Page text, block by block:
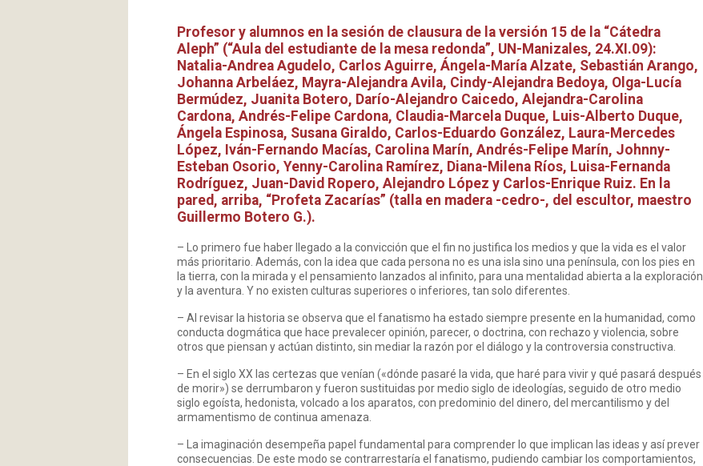
Profesor y alumnos en la sesión de clausura de la versión 15 de la “Cátedra
Aleph” (“Aula del estudiante de la mesa redonda”, UN-Manizales, 24.XI.09):
Natalia-Andrea Agudelo, Carlos Aguirre, Ángela-María Alzate, Sebastián Arango,
Johanna Arbeláez, Mayra-Alejandra Avila, Cindy-Alejandra Bedoya, Olga-Lucía
Bermúdez, Juanita Botero, Darío-Alejandro Caicedo, Alejandra-Carolina
Cardona, Andrés-Felipe Cardona, Claudia-Marcela Duque, Luis-Alberto Duque,
Ángela Espinosa, Susana Giraldo, Carlos-Eduardo González, Laura-Mercedes
López, Iván-Fernando Macías, Carolina Marín, Andrés-Felipe Marín, Johnny-
Esteban Osorio, Yenny-Carolina Ramírez, Diana-Milena Ríos, Luisa-Fernanda
Rodríguez, Juan-David Ropero, Alejandro López y Carlos-Enrique Ruiz. En la
pared, arriba, “Profeta Zacarías” (talla en madera -cedro-, del escultor, maestro
Guillermo Botero G.).
– Lo primero fue haber llegado a la convicción que el fin no justifica los medios y que la vida es el valor
más prioritario. Además, con la idea que cada persona no es una isla sino una península, con los pies en
la tierra, con la mirada y el pensamiento lanzados al infinito, para una mentalidad abierta a la exploración
y la aventura. Y no existen culturas superiores o inferiores, tan solo diferentes.
– Al revisar la historia se observa que el fanatismo ha estado siempre presente en la humanidad, como
conducta dogmática que hace prevalecer opinión, parecer, o doctrina, con rechazo y violencia, sobre
otros que piensan y actúan distinto, sin mediar la razón por el diálogo y la controversia constructiva.
– En el siglo XX las certezas que venían («dónde pasaré la vida, que haré para vivir y qué pasará después
de morir») se derrumbaron y fueron sustituidas por medio siglo de ideologías, seguido de otro medio
siglo egoísta, hedonista, volcado a los aparatos, con predominio del dinero, del mercantilismo y del
armamentismo de continua amenaza.
– La imaginación desempeña papel fundamental para comprender lo que implican las ideas y así prever
consecuencias. De este modo se contrarrestaría el fanatismo, pudiendo cambiar los comportamientos,